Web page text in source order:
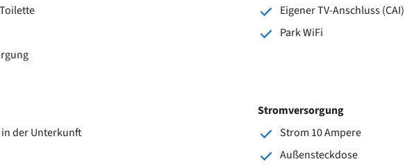
Eigener TV-Anschluss (CAI)
Park WiFi
der Unterkunft
Stromversorgung
Strom 10 Ampere
Außensteckdose